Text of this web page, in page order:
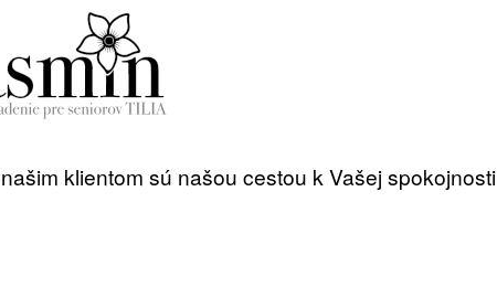
klientom sú našou cestou k Vašej spokojnosti